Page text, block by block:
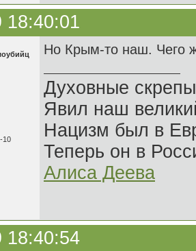
18:40:01
10
Но Крым-то наш. Чего
Духовные
Явил наш
Нацизм был в
Теперь он в
Алиса Деева
18:40:54